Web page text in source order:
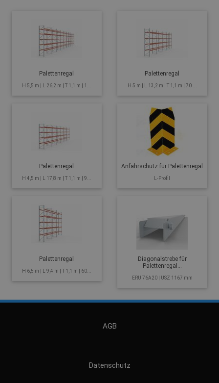
Palettenregal
H 5,5 m | L 26,2 m | T 1,1 m | 1...
Palettenregal
H 5 m | L 13,2 m | T 1,1 m | 70 ...
Palettenregal
H 4,5 m | L 17,8 m | T 1,1 m | 9...
Anfahrschutz für Palettenregal
L-Profil
Palettenregal
H 6,5 m | L 9,4 m | T 1,1 m | 60...
Diagonalstrebe für
Palettenregal...
ERU 76A20 | USZ 1167 mm
AGB
Datenschutz